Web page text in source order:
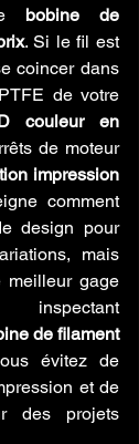
bobine de
. Si le fil est
coincer dans
couleur en
de moteur
impression
comment
design pour
mais
meilleur gage
de filament
évitez de
et de
des projets